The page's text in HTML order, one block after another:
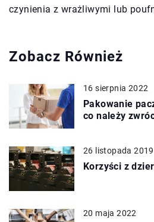
czynienia z wrażliwymi lub
Zobacz Również
16 sierpnia 2022
Pakowanie
co należy
26 listopada 2019
Korzyści z
20 maja 2022